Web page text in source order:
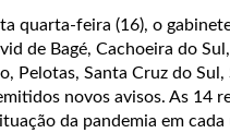
quarta-feira (16), o
de Bagé, Cachoeira do
Pelotas, Santa Cruz do
novos avisos. As 14
da pandemia em